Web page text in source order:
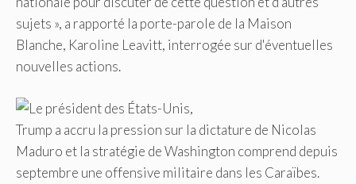
sujets », a rapporté la porte-parole de la Maison
Blanche, Karoline Leavitt, interrogée sur d'éventuelles
nouvelles actions.
Trump a accru la pression sur la dictature de Nicolas
Maduro et la stratégie de Washington comprend depuis
septembre une offensive militaire dans les Caraïbes.